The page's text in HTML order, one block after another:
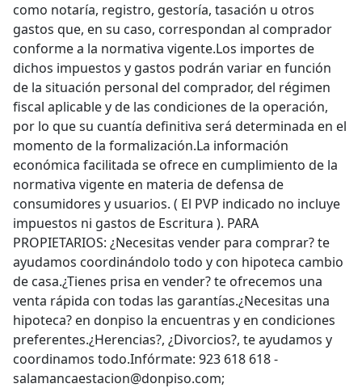
como notaría, registro, gestoría, tasación u otros
gastos que, en su caso, correspondan al comprador
conforme a la normativa vigente.Los importes de
dichos impuestos y gastos podrán variar en función
de la situación personal del comprador, del régimen
fiscal aplicable y de las condiciones de la operación,
por lo que su cuantía definitiva será determinada en el
momento de la formalización.La información
económica facilitada se ofrece en cumplimiento de la
normativa vigente en materia de defensa de
consumidores y usuarios. ( El PVP indicado no incluye
impuestos ni gastos de Escritura ). PARA
PROPIETARIOS: ¿Necesitas vender para comprar? te
ayudamos coordinándolo todo y con hipoteca cambio
de casa.¿Tienes prisa en vender? te ofrecemos una
venta rápida con todas las garantías.¿Necesitas una
hipoteca? en donpiso la encuentras y en condiciones
preferentes.¿Herencias?, ¿Divorcios?, te ayudamos y
coordinamos todo.Infórmate: 923 618 618 -
salamancaestacion@donpiso.com;